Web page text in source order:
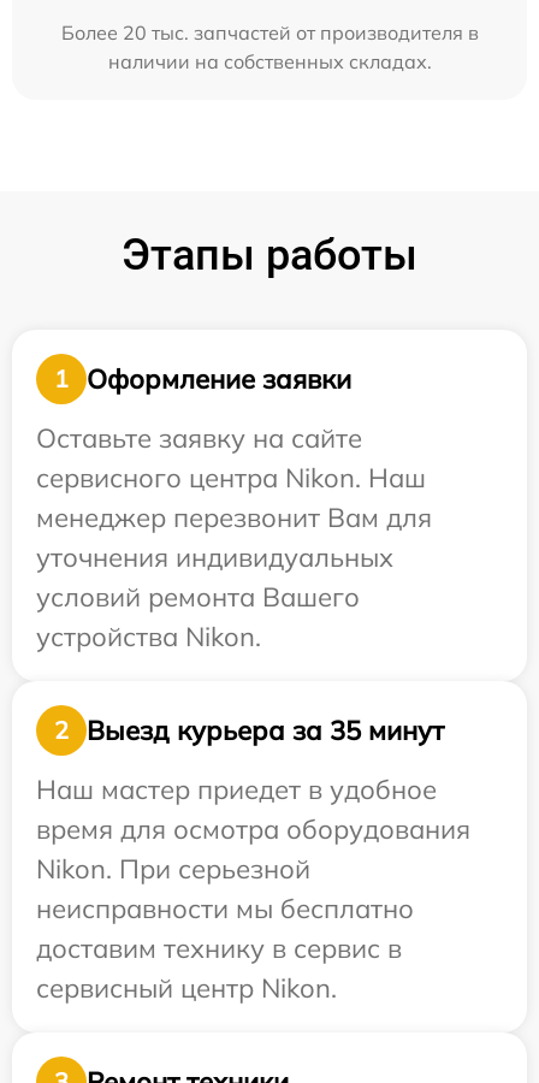
Более 20 тыс. запчастей от производителя в
наличии на собственных складах.
Этапы работы
1
Оформление заявки
Оставьте заявку на сайте
сервисного центра Nikon. Наш
менеджер перезвонит Вам для
уточнения индивидуальных
условий ремонта Вашего
устройства Nikon.
2
Выезд курьера за 35 минут
Наш мастер приедет в удобное
время для осмотра оборудования
Nikon. При серьезной
неисправности мы бесплатно
доставим технику в сервис в
сервисный центр Nikon.